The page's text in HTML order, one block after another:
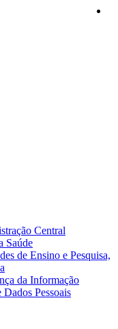
Central
Saúde
de Ensino e Pesquisa,
da Informação
Pessoais